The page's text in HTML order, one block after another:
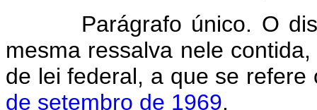
Parágrafo único. O
mesma ressalva nele
de lei federal, a que se
de setembro de 1969.